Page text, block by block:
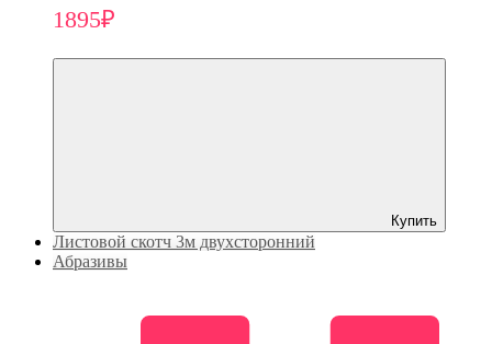
1895₽
Купить
Листовой скотч 3м двухсторонний
Абразивы